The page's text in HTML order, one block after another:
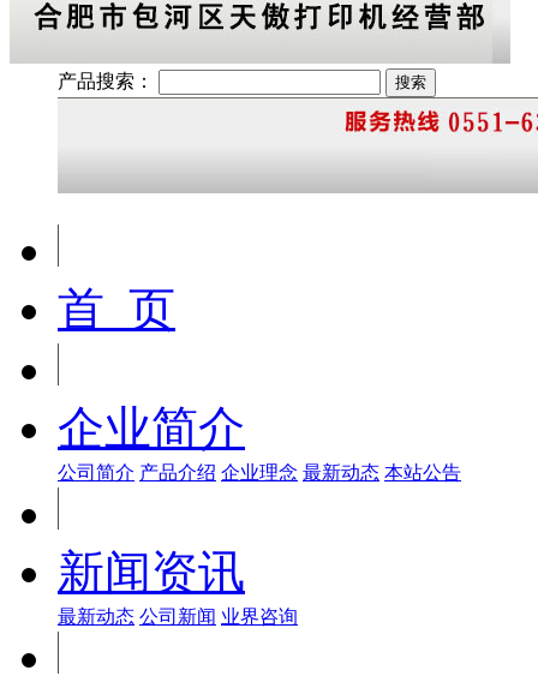
产品搜索：
首 页
企业简介
公司简介 产品介绍 企业理念 最新动态 本站公告
新闻资讯
最新动态 公司新闻 业界咨询